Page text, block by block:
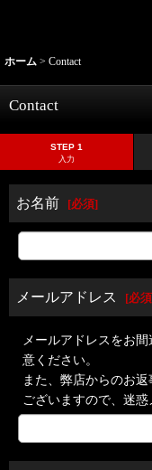
ホーム > Contact
Contact
STEP 1
入力
お名前 [必須]
メールアドレス [必須
メールアドレスをお
意ください。
また、弊店からのお
ございますので、迷惑